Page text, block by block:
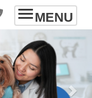
Toggle
navigation
MENU